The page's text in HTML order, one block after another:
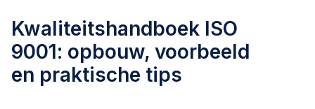
Kwaliteitshandboek ISO
9001: opbouw, voorbeeld
en praktische tips